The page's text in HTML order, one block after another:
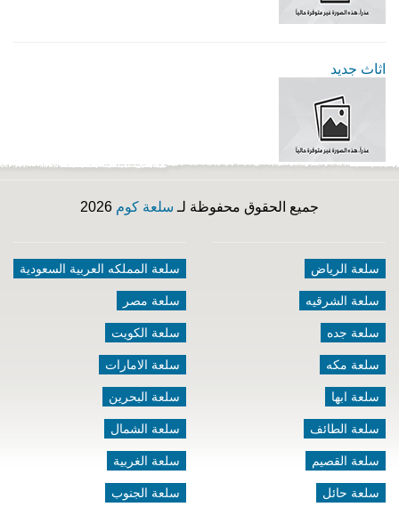
اثاث جديد
جميع الحقوق محفوظة لـ سلعة كوم
سلعة الرياض
سلعة الشرقيه
سلعة جده
سلعة مكه
سلعة ابها
سلعة الطائف
سلعة القصيم
سلعة حائل
سلعة المملكه العربية السعودية
سلعة مصر
سلعة الكويت
سلعة الامارات
سلعة البحرين
سلعة الشمال
سلعة الغربية
سلعة الجنوب